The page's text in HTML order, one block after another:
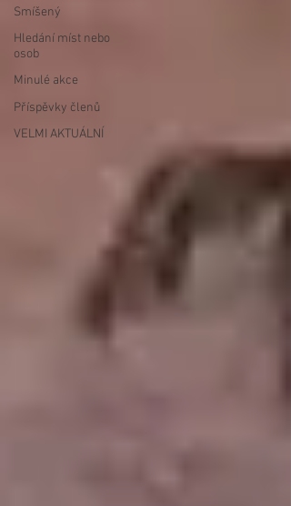
Smíšený
Hledání míst nebo
osob
Minulé akce
Příspěvky členů
VELMI AKTUÁLNÍ